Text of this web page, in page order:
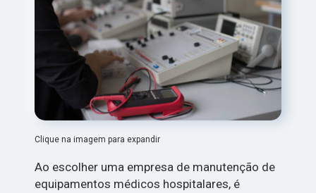
Clique na imagem para expandir
Ao escolher uma empresa de manutenção de
equipamentos médicos hospitalares, é